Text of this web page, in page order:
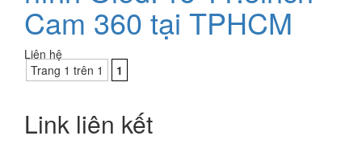
Cam 360 tại TPHCM
Liên hệ
Trang 1 trên 1
1
Link liên kết